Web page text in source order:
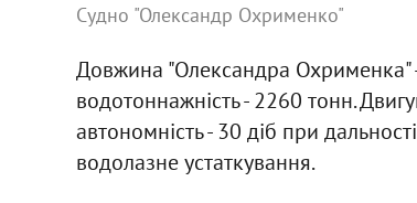
Судно "Олександр Охрименко"
Довжина "Олександра Охрименка"
водотоннажність - 2260 тонн.
автономність - 30 діб при
водолазне устаткування.